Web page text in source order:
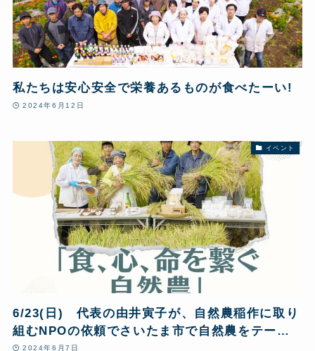
私たちは安心安全で栄養あるものが食べたーい!
2024年6月12日
イベント
6/23(日) 代表の由井寅子が、自然農稲作に取り
組むNPOの依頼でさいたま市で自然農をテーマ
2024年6月7日